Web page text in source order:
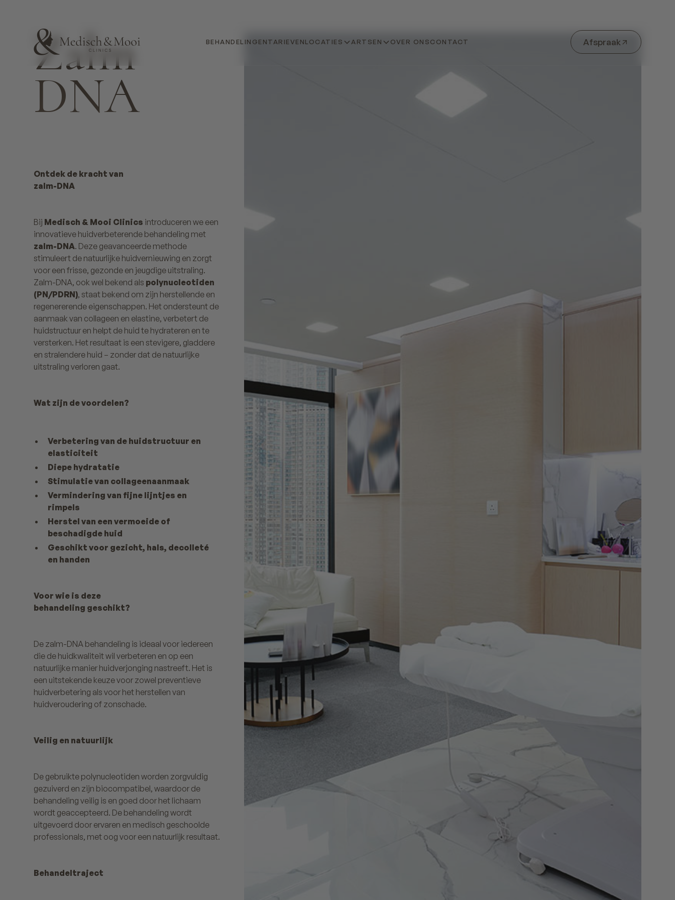
BEHANDELINGENTARIEVENLOCATIES ARTSEN OVER ONSCONTACT Afspraak
Zalm
DNA
Ontdek de kracht van
zalm-DNA
Bij Medisch & Mooi Clinics introduceren we een
innovatieve huidverbeterende behandeling met
zalm-DNA. Deze geavanceerde methode
stimuleert de natuurlijke huidvernieuwing en zorgt
voor een frisse, gezonde en jeugdige uitstraling.
Zalm-DNA, ook wel bekend als polynucleotiden
(PN/PDRN), staat bekend om zijn herstellende en
regenererende eigenschappen. Het ondersteunt de
aanmaak van collageen en elastine, verbetert de
huidstructuur en helpt de huid te hydrateren en te
versterken. Het resultaat is een stevigere, gladdere
en stralendere huid – zonder dat de natuurlijke
uitstraling verloren gaat.
Wat zijn de voordelen?
Verbetering van de huidstructuur en
elasticiteit
Diepe hydratatie
Stimulatie van collageenaanmaak
Vermindering van fijne lijntjes en
rimpels
Herstel van een vermoeide of
beschadigde huid
Geschikt voor gezicht, hals, decolleté
en handen
Voor wie is deze
behandeling geschikt?
De zalm-DNA behandeling is ideaal voor iedereen
die de huidkwaliteit wil verbeteren en op een
natuurlijke manier huidverjonging nastreeft. Het is
een uitstekende keuze voor zowel preventieve
huidverbetering als voor het herstellen van
huidveroudering of zonschade.
Veilig en natuurlijk
De gebruikte polynucleotiden worden zorgvuldig
gezuiverd en zijn biocompatibel, waardoor de
behandeling veilig is en goed door het lichaam
wordt geaccepteerd. De behandeling wordt
uitgevoerd door ervaren en medisch geschoolde
professionals, met oog voor een natuurlijk resultaat.
Behandeltraject